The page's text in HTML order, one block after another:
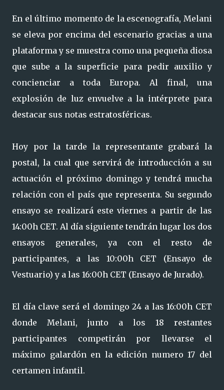
En el último momento de la escenografía, Melani
se eleva por encima del escenario gracias a una
plataforma y se muestra como una pequeña diosa
que sube a la superficie para pedir auxilio y
concienciar a toda Europa. Al final, una
explosión de luz envuelve a la intérprete para
destacar sus notas estratosféricas.
Hoy por la tarde la representante grabará la
postal, la cual que servirá de introducción a su
actuación el próximo domingo y tendrá mucha
relación con el país que representa. Su segundo
ensayo se realizará este viernes a partir de las
14:00h CET. Al día siguiente tendrán lugar los dos
ensayos generales, ya con el resto de
participantes, a las 10:00h CET (Ensayo de
Vestuario) y a las 16:00h CET (Ensayo de Jurado).
El día clave será el domingo 24 a las 16:00h CET
donde Melani, junto a los 18 restantes
participantes competirán por llevarse el
máximo galardón en la edición numero 17 del
certamen infantil.